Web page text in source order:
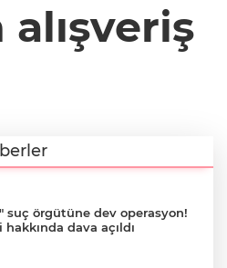
suç örgütüne dev operasyon!
hakkında dava açıldı